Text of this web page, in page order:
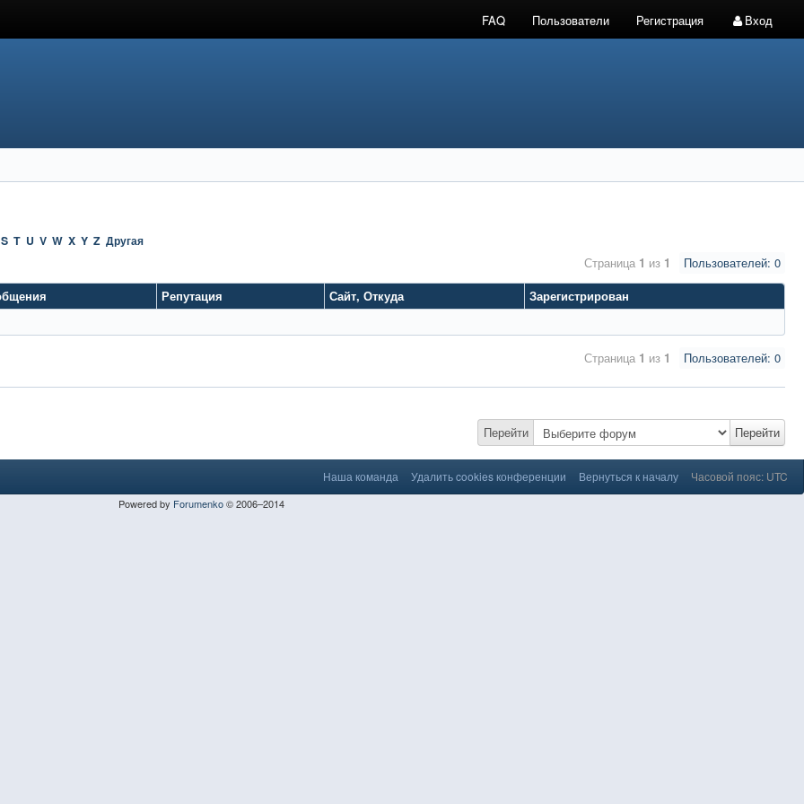
FAQ Пользователи Регистрация Вход
S T U V W X Y Z Другая
Пользователей: 0
Страница 1 из 1
Репутация Сайт, Откуда
Зарегистрирован
Пользователей: 0
Страница 1 из 1
Перейти Перейти
Наша команда Удалить cookies конференции Вернуться к началу Часовой пояс: UTC
Powered by Forumenko© 2006–2014